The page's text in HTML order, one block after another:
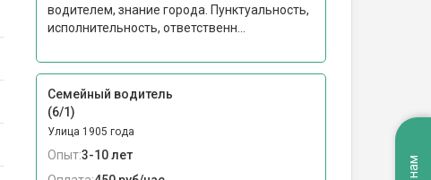
водителем, знание города. Пунктуальность,
исполнительность, ответственн...
Семейный водитель
(6/1)
Улица 1905 года
Опыт:3-10 лет